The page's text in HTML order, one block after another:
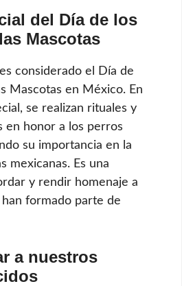
del Día de los
Mascotas
considerado el Día de
Mascotas en México. En
se realizan rituales y
en honor a los perros
su importancia en la
mexicanas. Es una
y rendir homenaje a
han formado parte de
a nuestros